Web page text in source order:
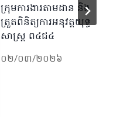
ក្រុមការងារតាមដាន និង
ត្រួតពិនិត្យការអនុវត្តយុទ្ធ
សាស្រ្ត ព៤ជ៤
០២/០៣/២០២៦